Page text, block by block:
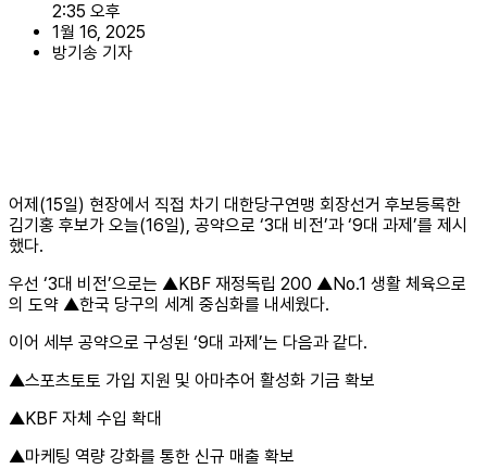
2:35 오후
1월 16, 2025
방기송 기자
어제(15일) 현장에서 직접 차기 대한당구연맹 회장선거 후보등록한
김기홍 후보가 오늘(16일), 공약으로 ‘3대 비전’과 ‘9대 과제’를 제시
했다.
우선 ‘3대 비전’으로는 ▲KBF 재정독립 200 ▲No.1 생활 체육으로
의 도약 ▲한국 당구의 세계 중심화를 내세웠다.
이어 세부 공약으로 구성된 ‘9대 과제’는 다음과 같다.
▲스포츠토토 가입 지원 및 아마추어 활성화 기금 확보
▲KBF 자체 수입 확대
▲마케팅 역량 강화를 통한 신규 매출 확보